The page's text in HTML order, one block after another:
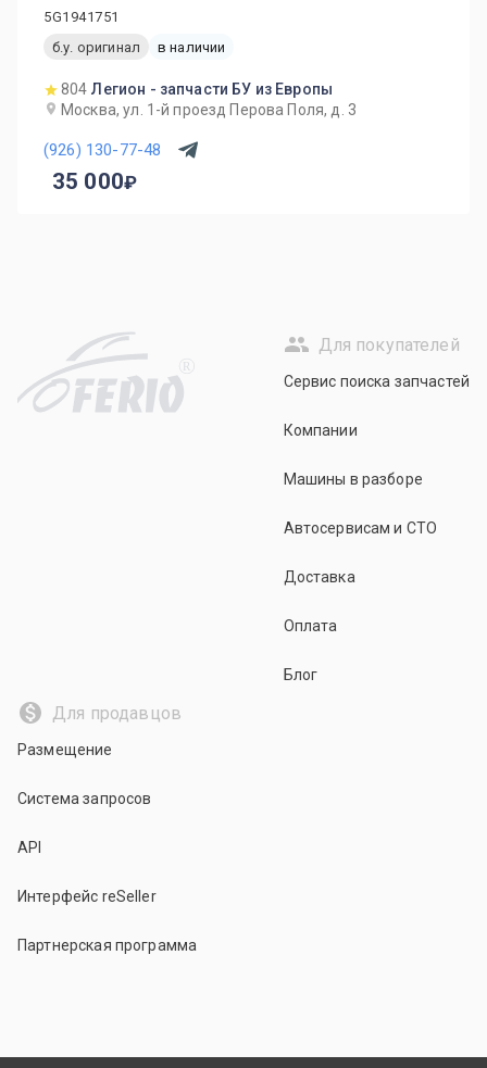
5G1941751
б.у. оригинал
в наличии
804 Легион - запчасти БУ из Европы
Москва, ул. 1-й проезд Перова Поля, д. 3
(926) 130-77-48
35 000
R
Для покупателей
Сервис поиска запчастей
Компании
Машины в разборе
Автосервисам и СТО
Доставка
Оплата
Блог
Для продавцов
Размещение
Система запросов
API
Интерфейс reSeller
Партнерская программа